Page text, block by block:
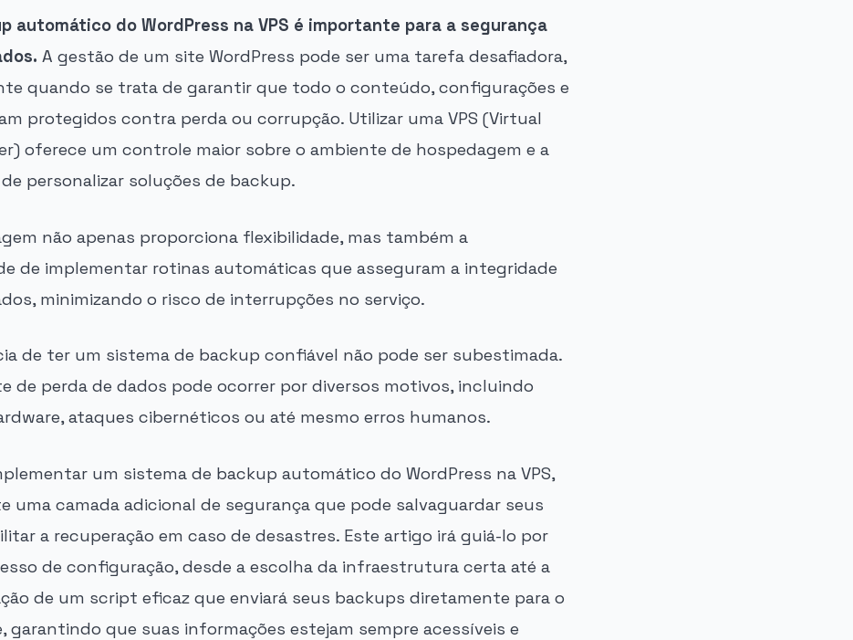
automático do WordPress na VPS é importante para a segurança
A gestão de um site WordPress pode ser uma tarefa desafiadora,
quando se trata de garantir que todo o conteúdo, configurações e
protegidos contra perda ou corrupção. Utilizar uma VPS (Virtual
oferece um controle maior sobre o ambiente de hospedagem e a
personalizar soluções de backup.
não apenas proporciona flexibilidade, mas também a
de implementar rotinas automáticas que asseguram a integridade
minimizando o risco de interrupções no serviço.
de ter um sistema de backup confiável não pode ser subestimada.
de perda de dados pode ocorrer por diversos motivos, incluindo
ataques cibernéticos ou até mesmo erros humanos.
um sistema de backup automático do WordPress na VPS,
uma camada adicional de segurança que pode salvaguardar seus
a recuperação em caso de desastres. Este artigo irá guiá-lo por
de configuração, desde a escolha da infraestrutura certa até a
de um script eficaz que enviará seus backups diretamente para o
garantindo que suas informações estejam sempre acessíveis e